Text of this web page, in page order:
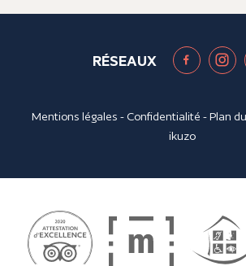
RÉSEAUX
Mentions légales - Confidentialité -Plan
ikuzo